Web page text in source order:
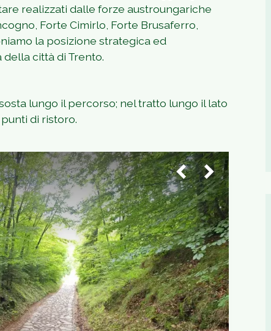
realizzati dalle forze austroungariche
Forte Cimirlo, Forte Brusaferro,
la posizione strategica ed
città di Trento.
lungo il percorso; nel tratto lungo il lato
di ristoro.